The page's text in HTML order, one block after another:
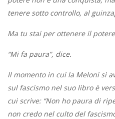
tenere sotto controllo, al
Ma tu stai per ottenere il
“Mi fa paura”, dice.
Il momento in cui la Meloni si
sul fascismo nel suo libro è
cui scrive: “Non ho paura di
non credo nel culto del